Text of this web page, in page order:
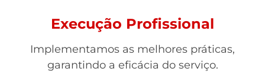
Execução Profissional
Implementamos as melhores práticas,
garantindo a eficácia do serviço.